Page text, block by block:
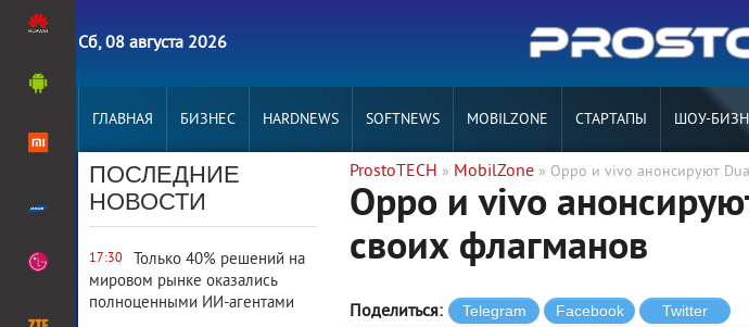
Сб, 08 августа 2026
ГЛАВНАЯ БИЗНЕС HARDNEWS SOFTNEWS MOBILZONE СТАРТАПЫ ШОУ-
ПОСЛЕДНИЕ
НОВОСТИ
17:30
Только 40% решений на
мировом рынке оказались
полноценными ИИ-агентами
ProstoTECH » MobilZone » Oppo и vivo анонсируют
Oppo и vivo
своих флагманов
Поделиться: